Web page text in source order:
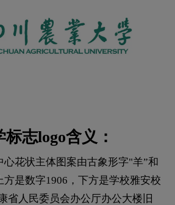
志logo含义：
花状主体图案由古象形字"羊”和
是数字1906，下方是学校雅安校
省人民委员会办公厅办公大楼旧